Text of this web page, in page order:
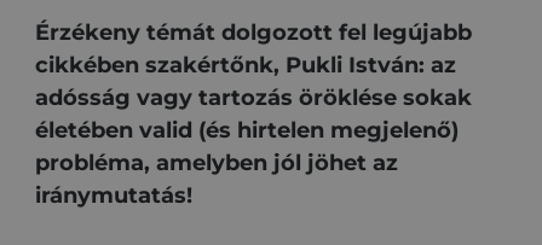
Érzékeny témát dolgozott fel legújabb
cikkében szakértőnk, Pukli István: az
adósság vagy tartozás öröklése sokak
életében valid (és hirtelen megjelenő)
probléma, amelyben jól jöhet az
iránymutatás!